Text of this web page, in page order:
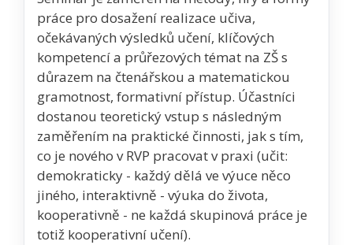
práce pro dosažení realizace učiva,
očekávaných výsledků učení, klíčových
kompetencí a průřezových témat na ZŠ s
důrazem na čtenářskou a matematickou
gramotnost, formativní přístup. Účastníci
dostanou teoretický vstup s následným
zaměřením na praktické činnosti, jak s tím,
co je nového v RVP pracovat v praxi (učit:
demokraticky - každý dělá ve výuce něco
jiného, interaktivně - výuka do života,
kooperativně - ne každá skupinová práce je
totiž kooperativní učení).